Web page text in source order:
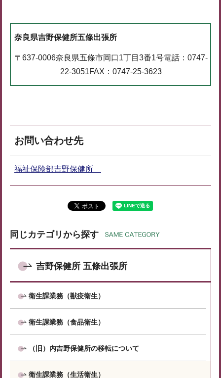
奈良県吉野保健所五條出張所
〒637-0006奈良県五條市岡口1丁目3番1号電話：0747-
22-3051FAX：0747-25-3623
お問い合わせ先
福祉保険部吉野保健所
同じカテゴリから探す
吉野保健所 五條出張所
衛生課業務（獣疫衛生）
衛生課業務（食品衛生）
（旧）内吉野保健所の移転について
衛生課業務（生活衛生）